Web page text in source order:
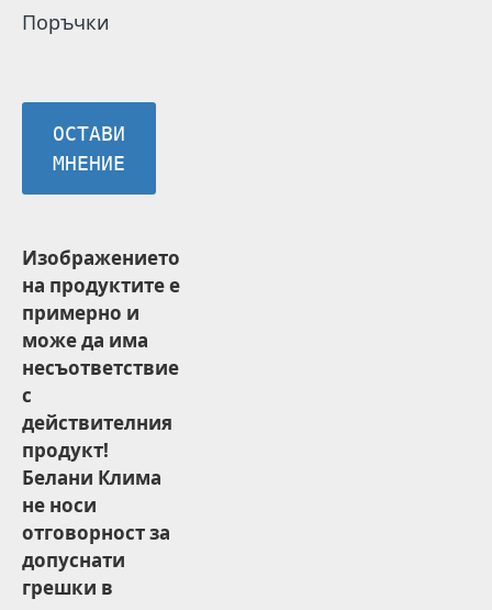
Поръчки
ОСТАВИ
МНЕНИЕ
Изображението
на продуктите е
примерно и
може да има
несъответствие
с
действителния
продукт!
Белани Клима
не носи
отговорност за
допуснати
грешки в